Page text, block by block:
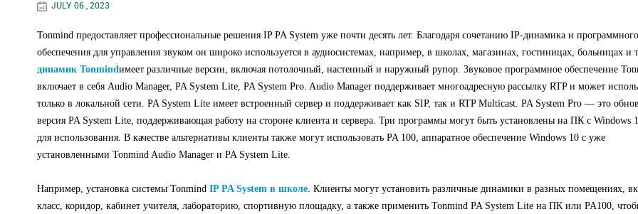
JULY 06 , 2023
Tonmind предоставляет профессиональные решения IP PA System уже почти десять лет. Благодаря сочетанию IP-динамика и
обеспечения для управления звуком он широко используется в аудиосистемах, например, в школах, магазинах, гостиницах, больницах и
динамик Tonmindимеет различные версии, включая потолочный, настенный и наружный рупор. Звуковое программное обеспечение
включает в себя Audio Manager, PA System Lite, PA System Pro. Audio Manager поддерживает многоадресную рассылку RTP и может
только в локальной сети. PA System Lite имеет встроенный сервер и поддерживает как SIP, так и RTP Multicast. PA System Pro — это
версия PA System Lite, поддерживающая работу на стороне клиента и сервера. Три программы могут быть установлены на ПК с Windows
для использования. В качестве альтернативы клиенты также могут использовать PA 100, аппаратное обеспечение Windows 10 с уже
установленными Tonmind Audio Manager и PA System Lite.
Например, установка системы TonmindIP PA System в школе.Клиенты могут установить различные динамики в разных помещениях,
класс, коридор, кабинет учителя, лабораторию, спортивную площадку, а также применить Tonmind PA System Lite на ПК или PA100,